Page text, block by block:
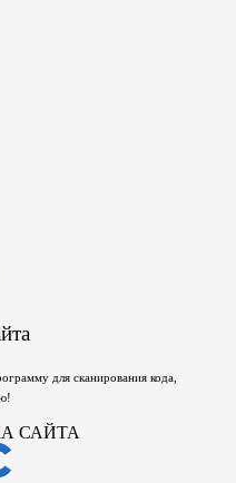
для сканирования кода,
САЙТА